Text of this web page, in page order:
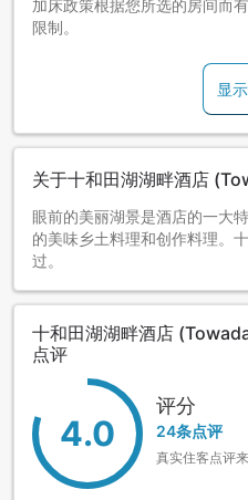
加床政策根据您所选的房间而
限制。
显
关于十和田湖湖畔酒店
眼前的美丽湖景是酒店的一大
的美味乡土料理和创作料理。
过。
十和田湖湖畔酒店
点评
4.0
评分
24条点评
真实住客点评